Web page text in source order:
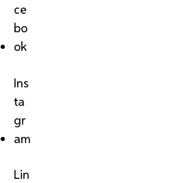
ce
bo
ok
Ins
ta
gr
am
Lin